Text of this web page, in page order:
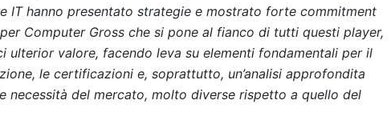
IT hanno presentato strategie e mostrato forte commitment
Computer Gross che si pone al fianco di tutti questi player,
ulterior valore, facendo leva su elementi fondamentali per il
le certificazioni e, soprattutto, un’analisi approfondita
necessità del mercato, molto diverse rispetto a quello del